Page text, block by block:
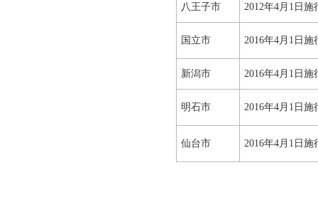
八王子市 2012年4月1日施
国立市 2016年4月1日施
新潟市 2016年4月1日施
明石市 2016年4月1日施
仙台市 2016年4月1日施